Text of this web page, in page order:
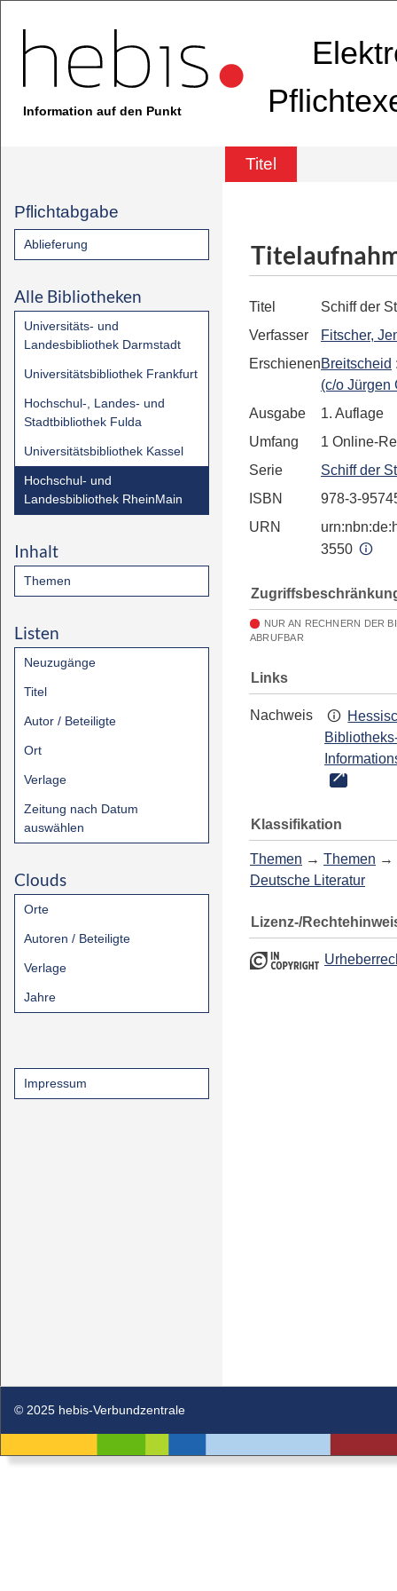
Information auf den Punkt
Titel
Pflichtabgabe
Ablieferung
Alle Bibliotheken
Universitäts- und
Landesbibliothek Darmstadt
Universitätsbibliothek Frankfurt
Hochschul-, Landes- und
Stadtbibliothek Fulda
Universitätsbibliothek Kassel
Hochschul- und
Landesbibliothek RheinMain
Inhalt
Themen
Listen
Neuzugänge
Titel
Autor / Beteiligte
Ort
Verlage
Zeitung nach Datum
auswählen
Clouds
Orte
Autoren / Beteiligte
Verlage
Jahre
Impressum
Titel
Schiff der
Verfasser
Fitscher,
ErschienenBreitscheid
(c/o Jürgen
Ausgabe
1. Auflage
Umfang
1 Online-
Serie
Schiff der
ISBN
978-3-
URN
3550
NUR AN RECHNERN DER
ABRUFBAR
Links
Nachweis
Klassifikation
Themen → Themen →
Deutsche Literatur
Lizenz-/
© 2025 hebis-Verbundzentrale